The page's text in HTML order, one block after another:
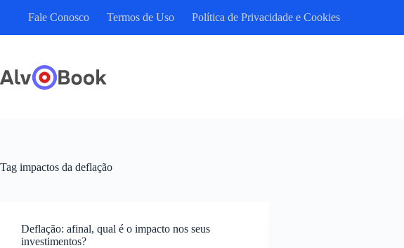
Fale Conosco Termos de Uso Política de Privacidade e Cookies
Tag impactos da deflação
Deflação: afinal, qual é o impacto nos seus
investimentos?